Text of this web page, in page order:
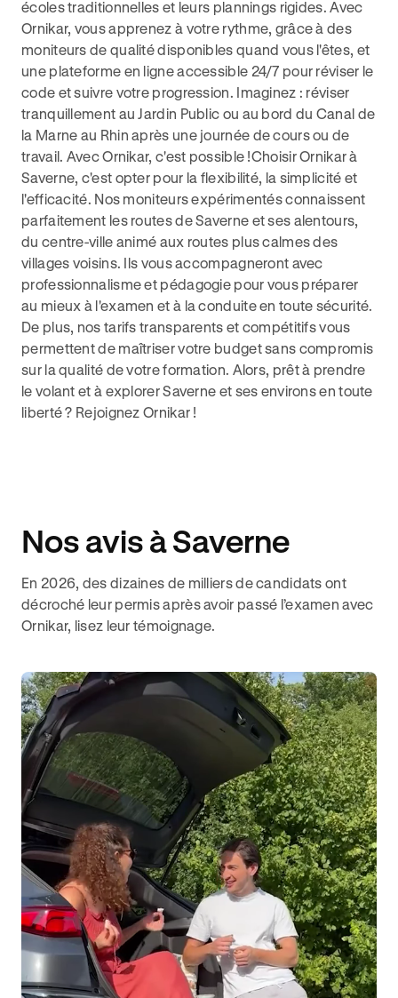
écoles traditionnelles et leurs plannings rigides. Avec
Ornikar, vous apprenez à votre rythme, grâce à des
moniteurs de qualité disponibles quand vous l'êtes, et
une plateforme en ligne accessible 24/7 pour réviser le
code et suivre votre progression. Imaginez : réviser
tranquillement au Jardin Public ou au bord du Canal de
la Marne au Rhin après une journée de cours ou de
travail. Avec Ornikar, c'est possible !Choisir Ornikar à
Saverne, c'est opter pour la flexibilité, la simplicité et
l'efficacité. Nos moniteurs expérimentés connaissent
parfaitement les routes de Saverne et ses alentours,
du centre-ville animé aux routes plus calmes des
villages voisins. Ils vous accompagneront avec
professionnalisme et pédagogie pour vous préparer
au mieux à l'examen et à la conduite en toute sécurité.
De plus, nos tarifs transparents et compétitifs vous
permettent de maîtriser votre budget sans compromis
sur la qualité de votre formation. Alors, prêt à prendre
le volant et à explorer Saverne et ses environs en toute
liberté ? Rejoignez Ornikar !
Nos avis à Saverne
En 2026, des dizaines de milliers de candidats ont
décroché leur permis après avoir passé l’examen avec
Ornikar, lisez leur témoignage.